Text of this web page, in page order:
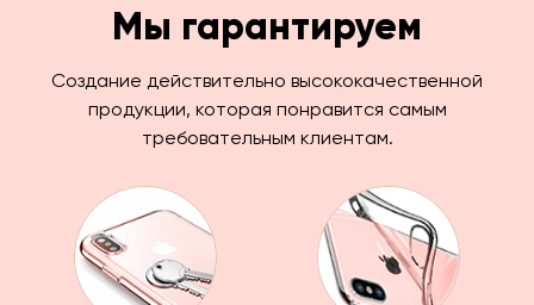
Мы гарантируем
Создание действительно высококачественной
продукции, которая понравится самым
требовательным клиентам.